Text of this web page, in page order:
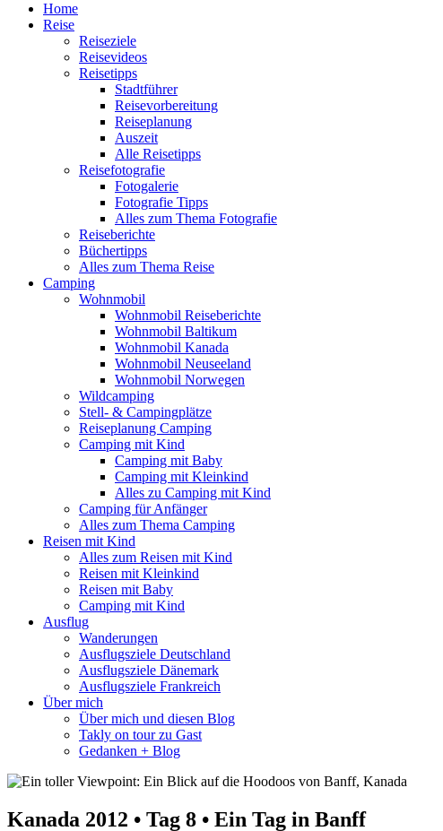
Home
Reise
Reiseziele
Reisevideos
Reisetipps
Stadtführer
Reisevorbereitung
Reiseplanung
Auszeit
Alle Reisetipps
Reisefotografie
Fotogalerie
Fotografie Tipps
Alles zum Thema Fotografie
Reiseberichte
Büchertipps
Alles zum Thema Reise
Camping
Wohnmobil
Wohnmobil Reiseberichte
Wohnmobil Baltikum
Wohnmobil Kanada
Wohnmobil Neuseeland
Wohnmobil Norwegen
Wildcamping
Stell- & Campingplätze
Reiseplanung Camping
Camping mit Kind
Camping mit Baby
Camping mit Kleinkind
Alles zu Camping mit Kind
Camping für Anfänger
Alles zum Thema Camping
Reisen mit Kind
Alles zum Reisen mit Kind
Reisen mit Kleinkind
Reisen mit Baby
Camping mit Kind
Ausflug
Wanderungen
Ausflugsziele Deutschland
Ausflugsziele Dänemark
Ausflugsziele Frankreich
Über mich
Über mich und diesen Blog
Takly on tour zu Gast
Gedanken + Blog
Kanada 2012 • Tag 8 • Ein Tag in Banff